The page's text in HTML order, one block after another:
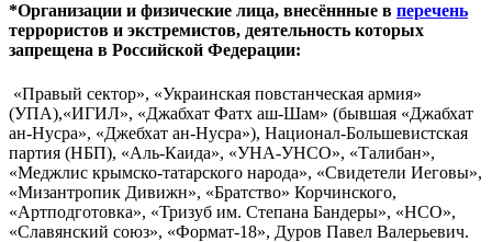
*Организации и физические лица, внесённные в перечень
террористов и экстремистов, деятельность которых
запрещена в Российской Федерации:
«Правый сектор», «Украинская повстанческая армия»
(УПА),«ИГИЛ», «Джабхат Фатх аш-Шам» (бывшая «Джабхат
ан-Нусра», «Джебхат ан-Нусра»), Национал-Большевистская
партия (НБП), «Аль-Каида», «УНА-УНСО», «Талибан»,
«Меджлис крымско-татарского народа», «Свидетели Иеговы»,
«Мизантропик Дивижн», «Братство» Корчинского,
«Артподготовка», «Тризуб им. Степана Бандеры», «НСО»,
«Славянский союз», «Формат-18», Дуров Павел Валерьевич.